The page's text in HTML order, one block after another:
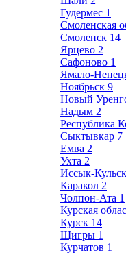
Гудермес 1
Смоленская
Смоленск 14
Ярцево 2
Сафоново 1
Ямало-
Ноябрьск 9
Новый
Надым 2
Республика
Сыктывкар 7
Емва 2
Ухта 2
Иссык-
Каракол 2
Чолпон-Ата 1
Курская
Курск 14
Щигры 1
Курчатов 1